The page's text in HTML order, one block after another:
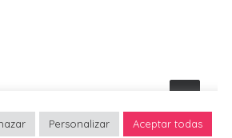
Personalizar Aceptar todas